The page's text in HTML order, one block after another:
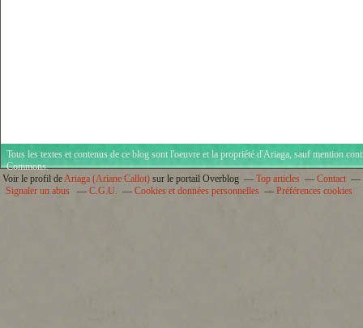
Tous les textes et contenus de ce blog sont l'oeuvre et la propriété d'Ariaga, sauf mention
Commons.
Voir le profil deAriaga (Ariane Callot) sur le portail Overblog Top articles
Contact
Signaler un abus
C.G.U. Cookies et données personnelles Préférences cookies